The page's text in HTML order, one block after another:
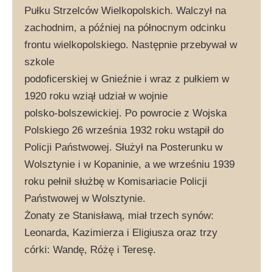
Pułku Strzelców Wielkopolskich. Walczył na
zachodnim, a później na północnym odcinku
frontu wielkopolskiego. Następnie przebywał w
szkole
podoficerskiej w Gnieźnie i wraz z pułkiem w
1920 roku wziął udział w wojnie
polsko-bolszewickiej. Po powrocie z Wojska
Polskiego 26 września 1932 roku wstąpił do
Policji Państwowej. Służył na Posterunku w
Wolsztynie i w Kopaninie, a we wrześniu 1939
roku pełnił służbę w Komisariacie Policji
Państwowej w Wolsztynie.
Żonaty ze Stanisławą, miał trzech synów:
Leonarda, Kazimierza i Eligiusza oraz trzy
córki: Wandę, Różę i Teresę.